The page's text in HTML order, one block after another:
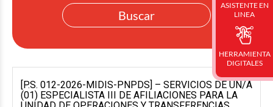
[P.S. 012-2026-MIDIS-PNPDS] – SERVICIOS DE UN/A
(01) ESPECIALISTA III DE AFILIACIONES PARA LA
ASISTENTE EN
LINEA
HERRAMIENTA
DIGITALES